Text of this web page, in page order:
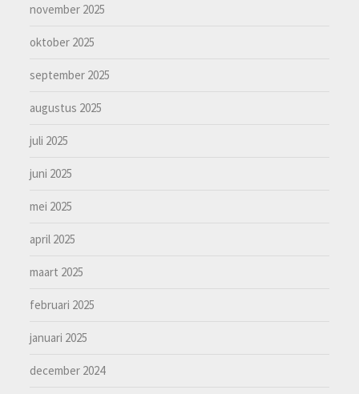
november 2025
oktober 2025
september 2025
augustus 2025
juli 2025
juni 2025
mei 2025
april 2025
maart 2025
februari 2025
januari 2025
december 2024